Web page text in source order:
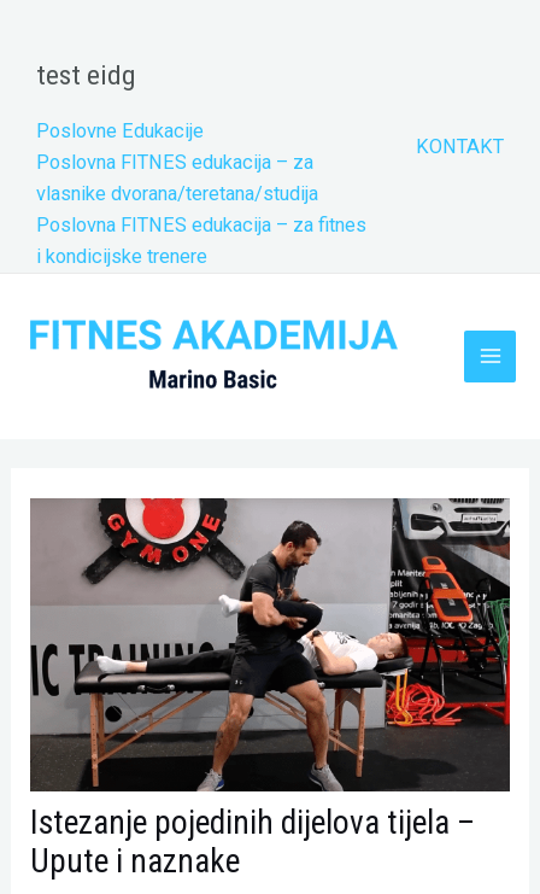
contenttest eidg
Poslovne Edukacije
Poslovna FITNES edukacija – za
vlasnike dvorana/teretana/studija
Poslovna FITNES edukacija – za fitnes
i kondicijske trenere
KONTAKT
Istezanje pojedinih dijelova tijela –
Upute i naznake